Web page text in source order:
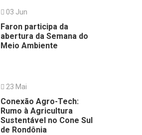
03 Jun
Faron participa da
abertura da Semana do
Meio Ambiente
23 Mai
Conexão Agro-Tech:
Rumo à Agricultura
Sustentável no Cone Sul
de Rondônia